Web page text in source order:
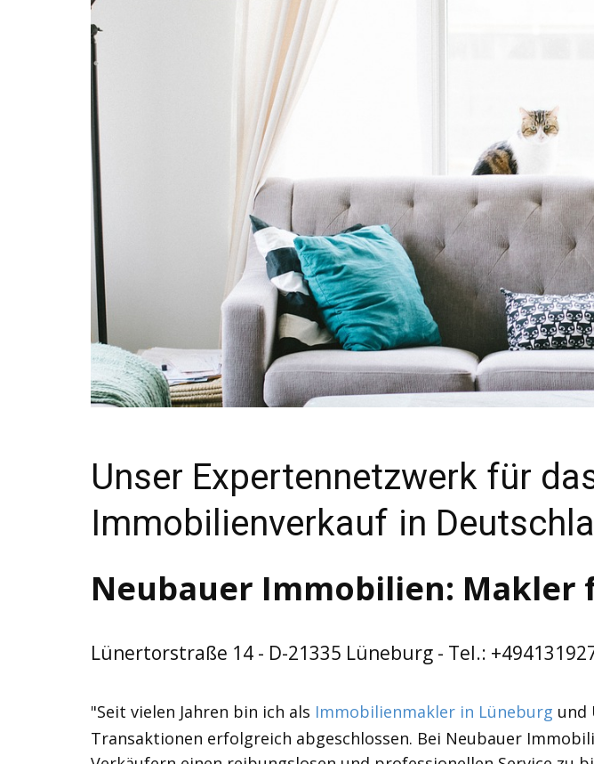
Unser Expertennetzwerk für
Immobilienverkauf in
Neubauer Immobilien: Makler
Lünertorstraße 14 - D-21335 Lüneburg - Tel.:
"Seit vielen Jahren bin ich als Immobilienmakler in Lüneburg und
Transaktionen erfolgreich abgeschlossen. Bei Neubauer